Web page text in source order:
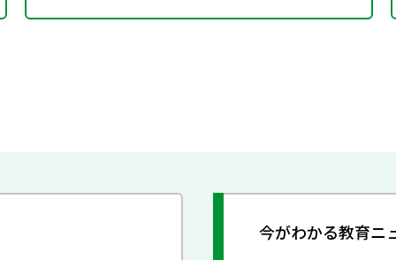
今がわかる教育ニ